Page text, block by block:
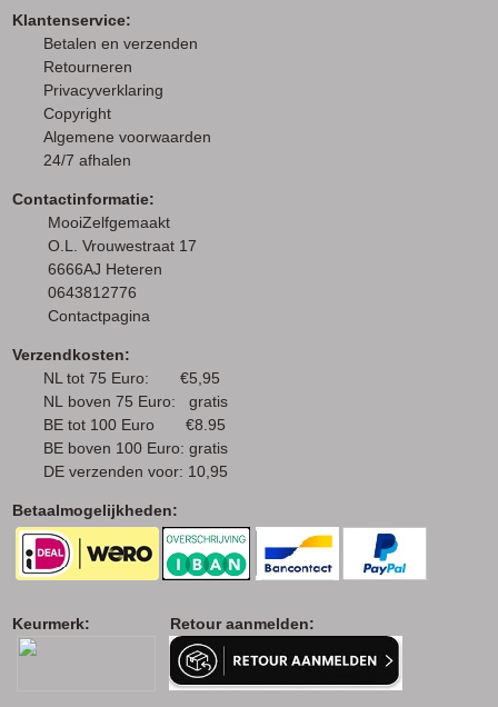
Klantenservice:
Betalen en verzenden
Retourneren
Privacyverklaring
Copyright
Algemene voorwaarden
24/7 afhalen
Contactinformatie:
MooiZelfgemaakt
O.L. Vrouwestraat 17
6666AJ Heteren
0643812776
Contactpagina
Verzendkosten:
NL tot 75 Euro: €5,95
NL boven 75 Euro: gratis
BE tot 100 Euro €8.95
BE boven 100 Euro: gratis
DE verzenden voor: 10,95
Betaalmogelijkheden:
Keurmerk: Retour aanmelden: